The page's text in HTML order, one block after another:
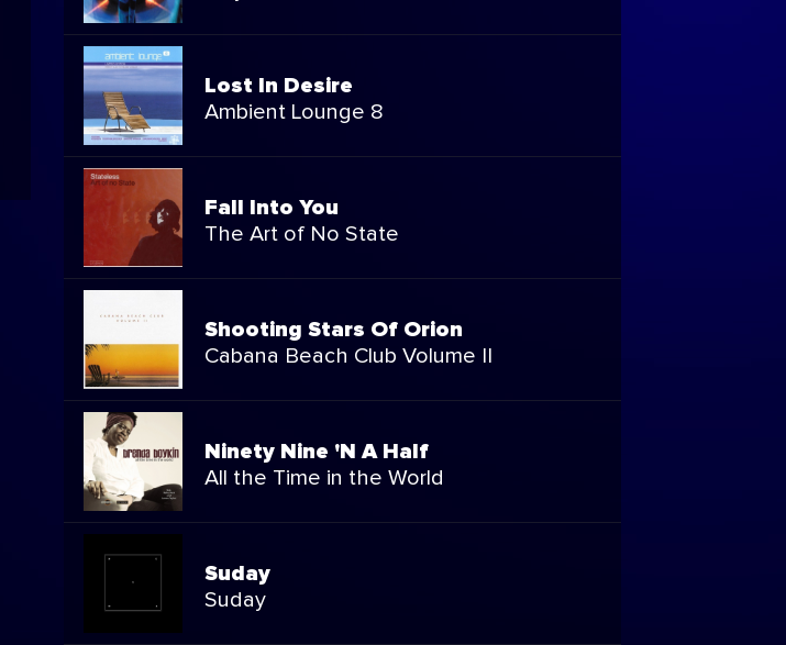
Lost In Desire
Ambient Lounge 8
Fall Into You
The Art of No State
Shooting Stars Of Orion
Cabana Beach Club Volume II
Ninety Nine 'N A Half
All the Time in the World
Suday
Suday